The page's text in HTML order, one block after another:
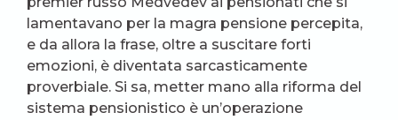
lamentavano per la magra pensione percepita,
e da allora la frase, oltre a suscitare forti
emozioni, è diventata sarcasticamente
proverbiale. Si sa, metter mano alla riforma del
sistema pensionistico è un’operazione